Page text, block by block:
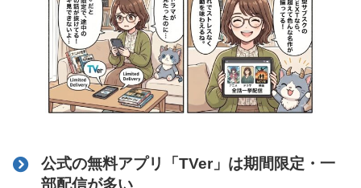
公式の無料アプリ「TVer」は期間限定・一
部配信が多い